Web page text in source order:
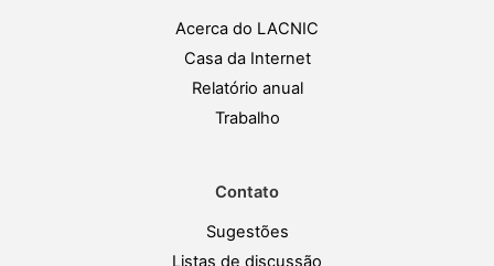
Acerca do LACNIC
Casa da Internet
Relatório anual
Trabalho
Contato
Sugestões
Listas de discussão